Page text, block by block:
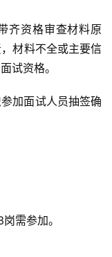
齐资格审查材料原
材料不全或主要信
试资格。
加面试人员抽签确
需参加。